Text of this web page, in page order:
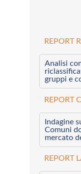
REPORT
Analisi
gruppi e
REPORT
Indagine
Comuni
mercato
REPORT